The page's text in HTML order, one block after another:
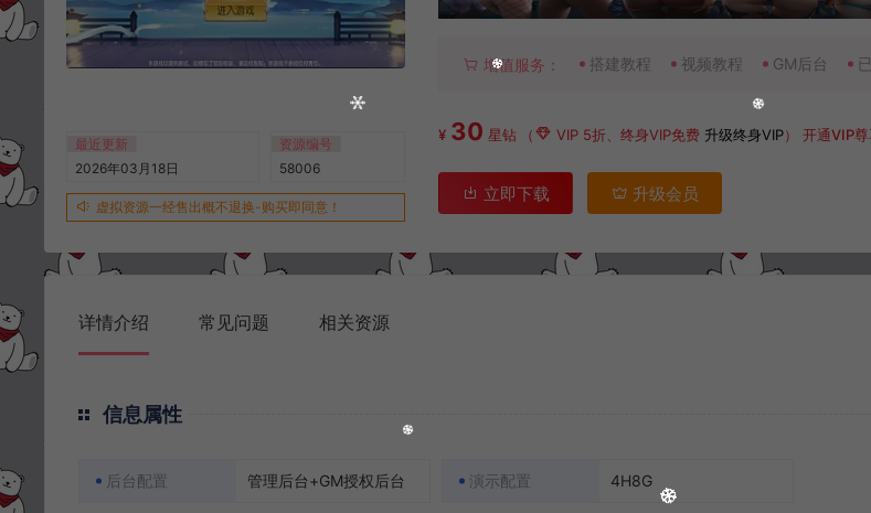
最近更新
2026年03月18日
资源编号
58006
虚拟资源一经售出概不退换-购买即同意！
增值服务： 搭建教程 视频教程 GM后台
¥ 30 星钻 （ VIP 5折、终身VIP免费 升级终身VIP）开通VIP
立即下载 升级会员
详情介绍 常见问题 相关资源
信息属性
后台配置 管理后台+GM授权后台 演示配置 4H8G